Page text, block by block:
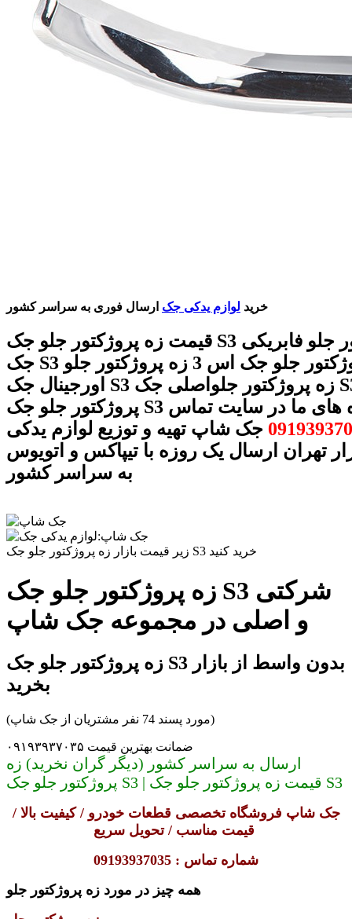
خرید لوازم یدکی جک ارسال فوری به سراسر کشور
قیمت زه پروژکتور جلو جک S3 زه پروژکتور جلو فابریکی
جک S3 زه پروژکتور جلو جک اس 3 زه پروژکتور جلو
اورجینال جک S3 زه پروژکتور جلواصلی جک S3 زه
پروژکتور جلو جک S3 با شماره های ما در سایت تماس
جک شاپ تهیه و توزیع لوازم یدکی
تهران ارسال یک روزه با تیپاکس و اتویوس
به سراسر کشور
زیر قیمت بازار زه پروژکتور جلو جک S3 خرید کنید
زه پروژکتور جلو جک S3 شرکتی
و اصلی در مجموعه جک شاپ
زه پروژکتور جلو جک S3 بدون واسط از بازار
بخرید
(مورد پسند 74 نفر مشتریان از جک شاپ)
ضمانت بهترین قیمت ۰۹۱۹۳۹۳۷۰۳۵
ارسال به سراسر کشور (دیگر گران نخرید) زه
پروژکتور جلو جک S3 | قیمت زه پروژکتور جلو جک S3
جک شاپ فروشگاه تخصصی قطعات خودرو / کیفیت بالا /
شماره تماس : 09193937035
همه چیز در مورد زه پروژکتور جلو